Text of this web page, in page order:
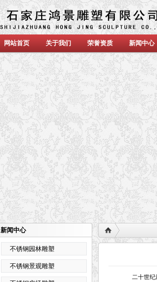
网站首页 关于我们 荣誉资质 新闻中心
二十世纪最
新闻中心
不锈钢园林雕塑
不锈钢景观雕塑